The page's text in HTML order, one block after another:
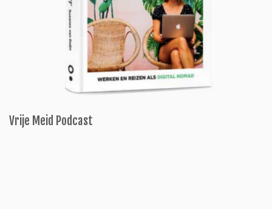
Vrije Meid Podcast